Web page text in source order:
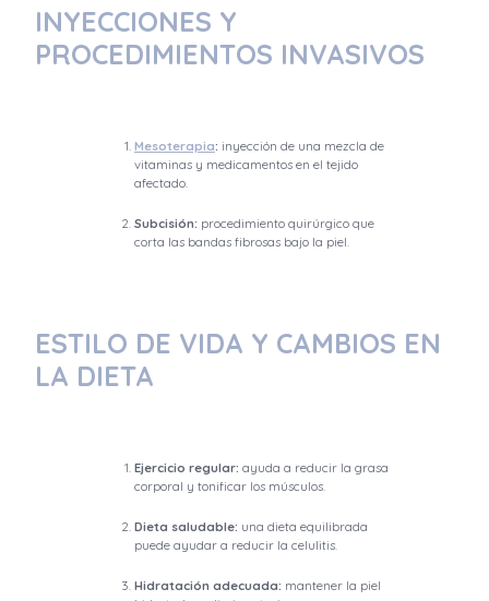
INYECCIONES Y
PROCEDIMIENTOS INVASIVOS
Mesoterapia: inyección de una mezcla de
vitaminas y medicamentos en el tejido
afectado.
Subcisión: procedimiento quirúrgico que
corta las bandas fibrosas bajo la piel.
ESTILO DE VIDA Y CAMBIOS EN
LA DIETA
Ejercicio regular: ayuda a reducir la grasa
corporal y tonificar los músculos.
Dieta saludable: una dieta equilibrada
puede ayudar a reducir la celulitis.
Hidratación adecuada: mantener la piel